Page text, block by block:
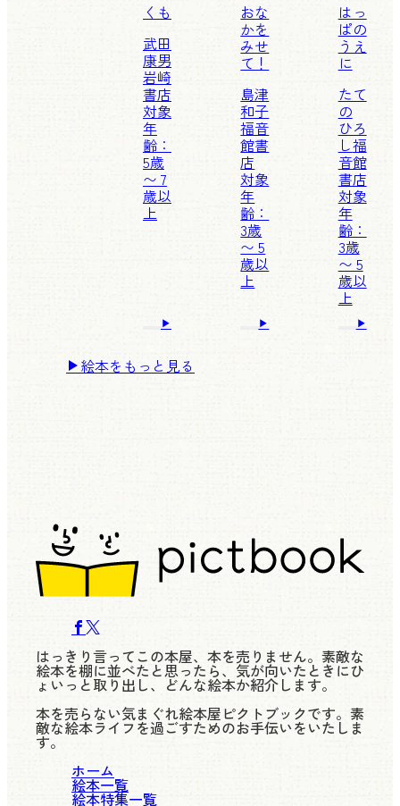
くも
武田
康男
岩崎
書店
対象
年
齢：
5歳
〜 7
歳以
上
おな
かを
みせ
て！
島津
和子
福音
館書
店
対象
年
齢：
3歳
〜 5
歳以
上
はっ
ぱの
うえ
に
たて
の
ひろ
し福
音館
書店
対象
年
齢：
3歳
〜 5
歳以
上
絵本をもっと見る
はっきり言ってこの本屋、本を売りません。素敵な
絵本を棚に並べたと思ったら、気が向いたときにひ
ょいっと取り出し、どんな絵本か紹介します。
本を売らない気まぐれ絵本屋ピクトブックです。素
敵な絵本ライフを過ごすためのお手伝いをいたしま
す。
ホーム
絵本一覧
絵本特集一覧